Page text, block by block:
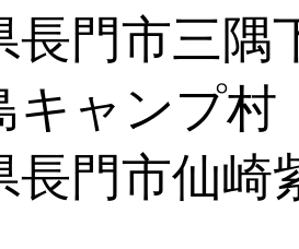
門市三隅
キャンプ村
門市仙崎